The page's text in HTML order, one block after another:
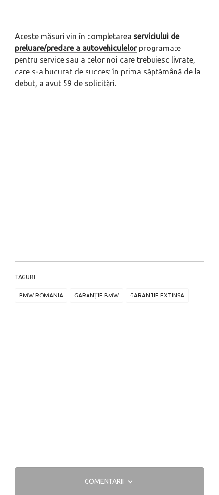
Aceste măsuri vin în completarea serviciului de
preluare/predare a autovehiculelorprogramate
pentru service sau a celor noi care trebuiesc livrate,
care s-a bucurat de succes: în prima săptămână de la
debut, a avut 59 de solicitări.
TAGURI
BMW ROMANIA GARANȚIE BMW GARANTIE EXTINSA
COMENTARII